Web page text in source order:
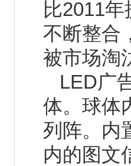
比2011
不断整合
被市场淘
LED广
体。球体
列阵。内
内的图文